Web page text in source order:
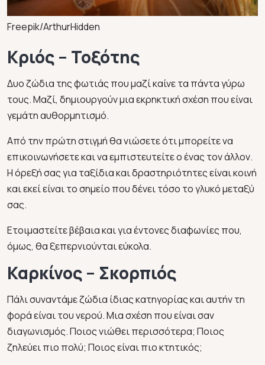
Freepik/ArthurHidden
Κριός – Τοξότης
Δυο ζώδια της φωτιάς που μαζί καίνε τα πάντα γύρω
τους. Μαζί, δημιουργούν μια εκρηκτική σχέση που είναι
γεμάτη αυθορμητισμό.
Από την πρώτη στιγμή θα νιώσετε ότι μπορείτε να
επικοινωνήσετε και να εμπιστευτείτε ο ένας τον άλλον.
Η όρεξή σας για ταξίδια και δραστηριότητες είναι κοινή
και εκεί είναι το σημείο που δένει τόσο το γλυκό μεταξύ
σας.
Ετοιμαστείτε βέβαια και για έντονες διαφωνίες που,
όμως, θα ξεπερνιούνται εύκολα.
Καρκίνος – Σκορπιός
Πάλι συναντάμε ζώδια ίδιας κατηγορίας και αυτήν τη
φορά είναι του νερού. Μια σχέση που είναι σαν
διαγωνισμός. Ποιος νιώθει περισσότερα; Ποιος
ζηλεύει πιο πολύ; Ποιος είναι πιο κτητικός;